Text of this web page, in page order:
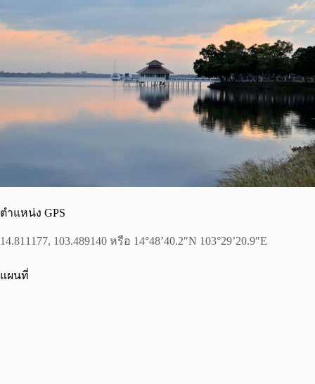
ตำแหน่ง GPS
14.811177, 103.489140 หรือ 14°48’40.2″N 103°29’20.9″E
แผนที่